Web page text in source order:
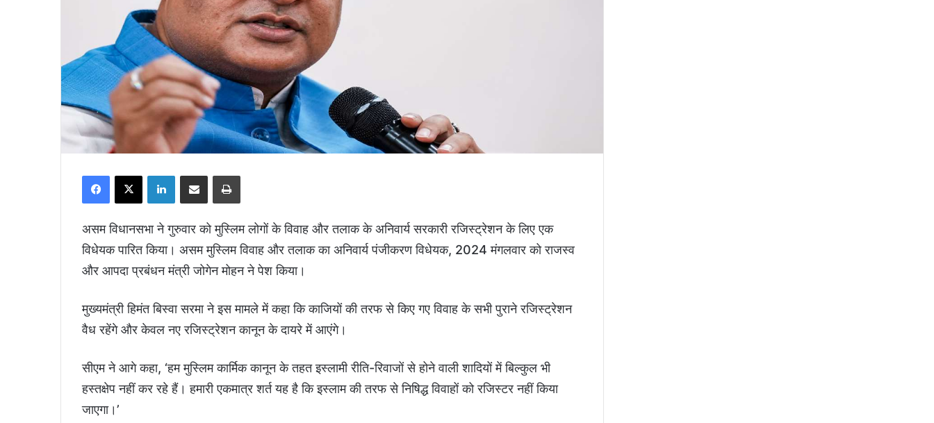
Facebook
X LinkedInShare via Email Print
असम विधानसभा ने गुरुवार को मुस्लिम लोगों के विवाह और तलाक के अनिवार्य सरकारी रजिस्ट्रेशन के लिए एक
विधेयक पारित किया। असम मुस्लिम विवाह और तलाक का अनिवार्य पंजीकरण विधेयक, 2024 मंगलवार को राजस्व
और आपदा प्रबंधन मंत्री जोगेन मोहन ने पेश किया।
मुख्यमंत्री हिमंत बिस्वा सरमा ने इस मामले में कहा कि काजियों की तरफ से किए गए विवाह के सभी पुराने रजिस्ट्रेशन
वैध रहेंगे और केवल नए रजिस्ट्रेशन कानून के दायरे में आएंगे।
सीएम ने आगे कहा, ‘हम मुस्लिम कार्मिक कानून के तहत इस्लामी रीति-रिवाजों से होने वाली शादियों में बिल्कुल भी
हस्तक्षेप नहीं कर रहे हैं। हमारी एकमात्र शर्त यह है कि इस्लाम की तरफ से निषिद्ध विवाहों को रजिस्टर नहीं किया
जाएगा।’